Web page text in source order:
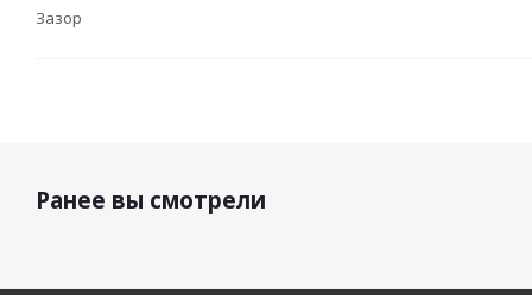
Зазор
Ранее вы смотрели